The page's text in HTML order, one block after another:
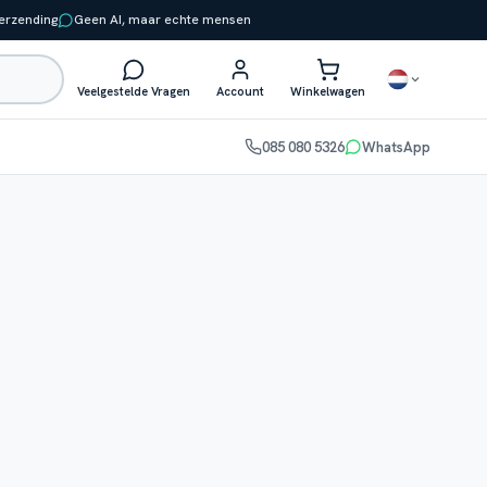
Geen AI, maar echte mensen
Veelgestelde Vragen Account Winkelwagen
085 080 5326 WhatsApp